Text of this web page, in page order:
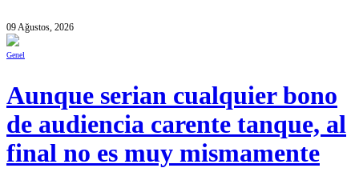
09 Ağustos, 2026
Genel
Aunque serian cualquier bono
de audiencia carente tanque, al
final no es muy mismamente